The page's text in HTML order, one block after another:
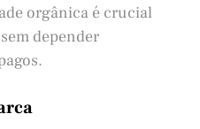
orgânica é crucial
depender